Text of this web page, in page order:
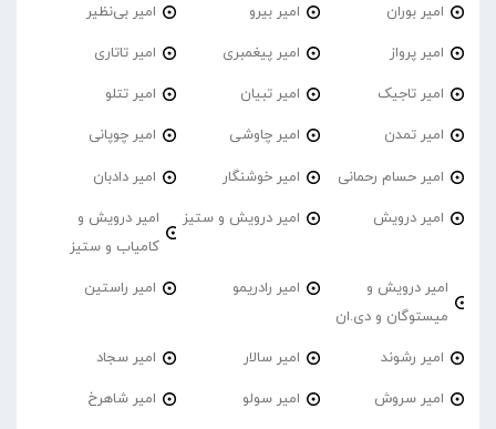
امیر‌ بوران امیر بیرو امیر بی‌نظیر
امیر پرواز امیر پیغمبری امیر تاتاری
امیر تاجیک امیر تبیان امیر تتلو
امیر تمدن امیر چاوشی امیر چوپانی
امیر حسام رحمانی امیر خوشنگار امیر دادبان
امیر درویش امیر درویش و ستیز
امیر درویش و
کامیاب و ستیز
امیر درویش و
میستوگان و دی.ان
امیر رادریمو امیر راستین
امیر رشوند امیر سالار امیر سجاد
امیر سروش امیر سولو امیر شاهرخ